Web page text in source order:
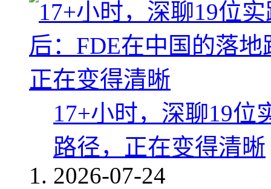
17+小时，深聊19位
路径，正在变得清晰
2026-07-24